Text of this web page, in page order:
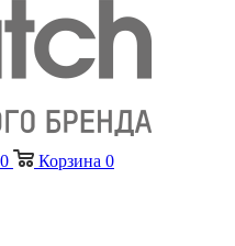
0 Корзина 0